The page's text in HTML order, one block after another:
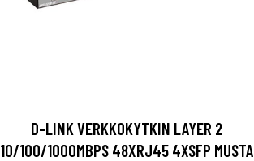
D-LINK VERKKOKYTKIN LAYER 2
10/100/1000MBPS 48XRJ45 4XSFP MUSTA